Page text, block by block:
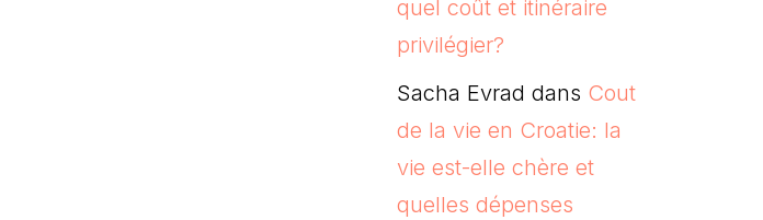
quel coût et itinéraire
privilégier?
Sacha Evrad dans Cout
de la vie en Croatie: la
vie est-elle chère et
quelles dépenses